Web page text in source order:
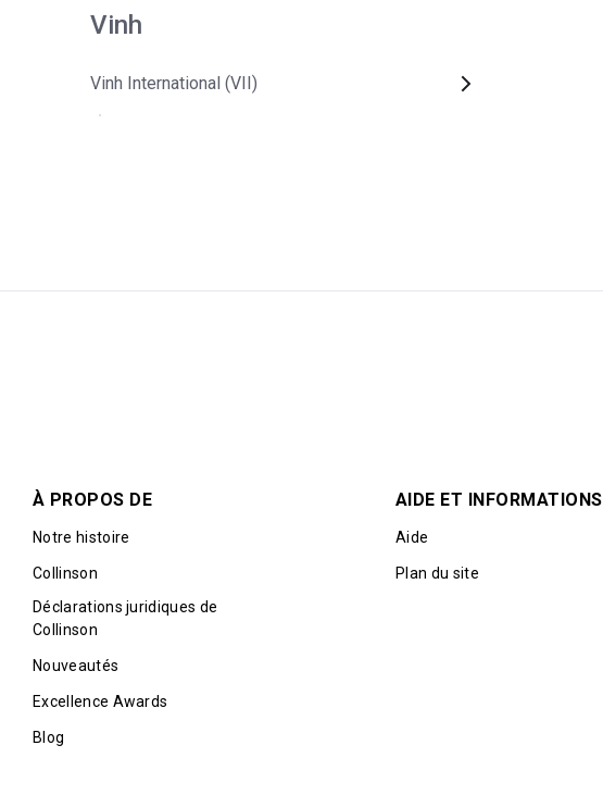
Vinh
Vinh International (VII)
À PROPOS DE
Notre histoire
Collinson
Déclarations juridiques de
Collinson
Nouveautés
Excellence Awards
Blog
AIDE ET INFORMATIONS
Aide
Plan du site